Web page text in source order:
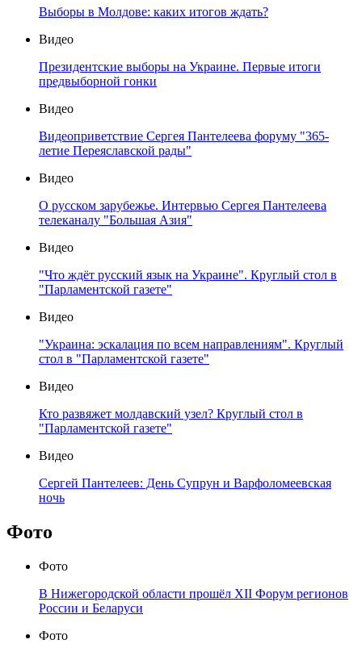
Выборы в Молдове: каких итогов ждать?
Видео
Президентские выборы на Украине. Первые итоги
предвыборной гонки
Видео
Видеоприветствие Сергея Пантелеева форуму "365-
летие Переяславской рады"
Видео
О русском зарубежье. Интервью Сергея Пантелеева
телеканалу "Большая Азия"
Видео
"Что ждёт русский язык на Украине". Круглый стол в
"Парламентской газете"
Видео
"Украина: эскалация по всем направлениям". Круглый
стол в "Парламентской газете"
Видео
Кто развяжет молдавский узел? Круглый стол в
"Парламентской газете"
Видео
Сергей Пантелеев: День Супрун и Варфоломеевская
ночь
Фото
Фото
В Нижегородской области прошёл XII Форум регионов
России и Беларуси
Фото